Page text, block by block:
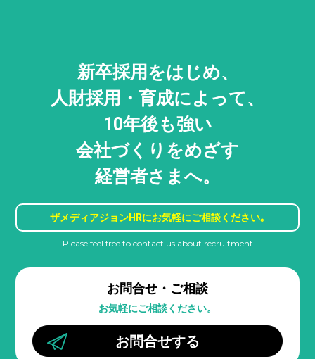
新卒採用をはじめ、
人財採用・ 育成によって、
10年後も強い
会社づくりをめざす
経営者さまへ。
ザメディアジョンHRにお気軽にご相談ください｡
Please feel free to contact us about recruitment
お問合せ・ご相談
お気軽にご相談ください。
お問合せする